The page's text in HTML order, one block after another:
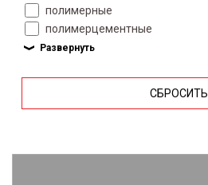
полимерные
полимерцементные
СБРОСИТЬ